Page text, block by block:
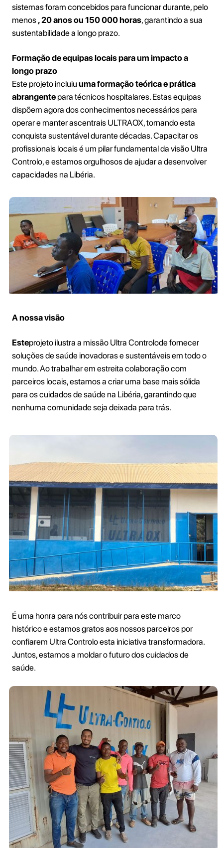
sistemas foram concebidos para funcionar durante, pelo
menos , 20 anos ou 150 000 horas, garantindo a sua
sustentabilidade a longo prazo.
Formação de equipas locais para um impacto a
longo prazo
Este projeto incluiu uma formação teórica e prática
abrangentepara técnicos hospitalares. Estas equipas
dispõem agora dos conhecimentos necessários para
operar e manter ascentrais ULTRAOX, tornando esta
conquista sustentável durante décadas. Capacitar os
profissionais locais é um pilar fundamental da visão Ultra
Controlo, e estamos orgulhosos de ajudar a desenvolver
capacidades na Libéria.
A nossa visão
Esteprojeto ilustra a missão Ultra Controlode fornecer
soluções de saúde inovadoras e sustentáveis em todo o
mundo. Ao trabalhar em estreita colaboração com
parceiros locais, estamos a criar uma base mais sólida
para os cuidados de saúde na Libéria, garantindo que
nenhuma comunidade seja deixada para trás.
É uma honra para nós contribuir para este marco
histórico e estamos gratos aos nossos parceiros por
confiarem Ultra Controlo esta iniciativa transformadora.
Juntos, estamos a moldar o futuro dos cuidados de
saúde.